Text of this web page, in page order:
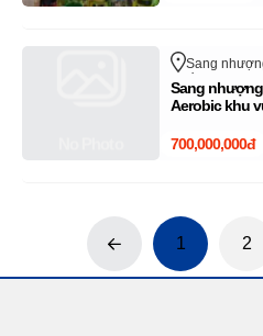
Sang
Chiều ngang
Quận Gò Vấp
Sang
Aerobic khu
700,000,000đ
1 2